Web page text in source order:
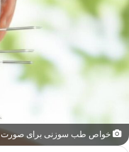
خواص طب سوزنی برای صورت